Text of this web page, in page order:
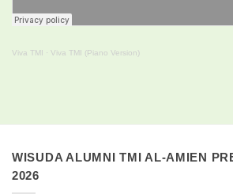
Viva TMI · Viva TMI (Piano Version)
WISUDA ALUMNI TMI AL-AMIEN
2026